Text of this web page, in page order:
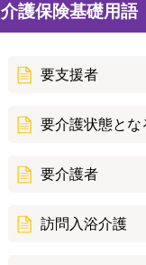
介護保険基礎用語
要支援者
要介護状態と
要介護者
訪問入浴介護